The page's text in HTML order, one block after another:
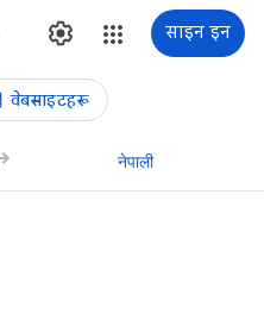
साइन इन
वेबसाइटहरू
नेपाली